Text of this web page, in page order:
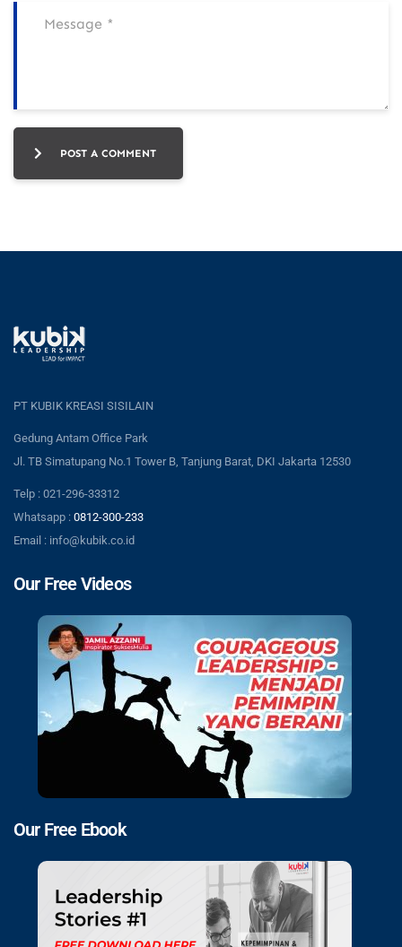
POST A COMMENT
PT KUBIK KREASI SISILAIN
Gedung Antam Office Park
Jl. TB Simatupang No.1 Tower B, Tanjung Barat, DKI Jakarta 12530
Telp : 021-296-33312
Whatsapp : 0812-300-233
Email : info@kubik.co.id
Our Free Videos
Our Free Ebook